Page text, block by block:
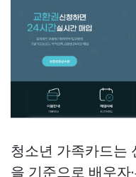
청소년 가족카드는
을 기준으로 배우자